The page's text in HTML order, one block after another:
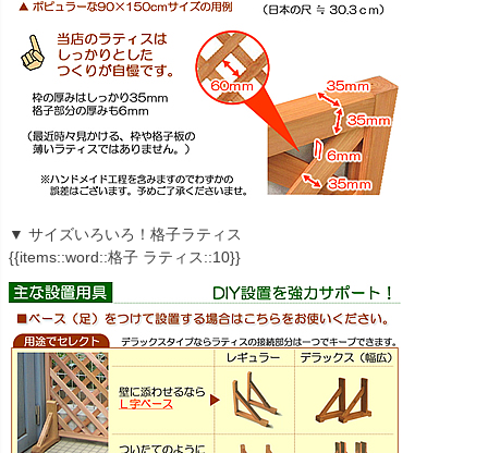
▼ サイズいろいろ！格子ラティス
{{items::word::格子 ラティス::10}}